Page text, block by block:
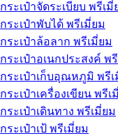
กระเป๋าจัดระเบียบ พรีเมี่
กระเป๋าพับได้ พรีเมี่ยม
กระเป๋าล้อลาก พรีเมี่ยม
กระเป๋าอเนกประสงค์ พ
กระเป๋าเก็บอุณหภูมิ พรีเ
กระเป๋าเครื่องเขียน พรีเ
กระเป๋าเดินทาง พรีเมี่ยม
กระเป๋าเป้ พรีเมี่ยม